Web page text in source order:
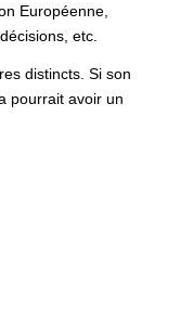
Européenne,
etc.
distincts. Si son
pourrait avoir un